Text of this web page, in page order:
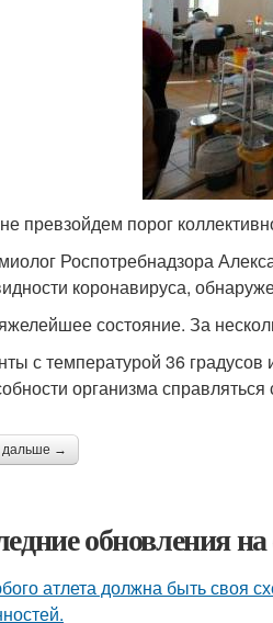
превзойдем порог
Роспотребнадзора
коронавируса,
состояние. За
с температурой 36
организма
дальше →
обновления на
атлета должна быть своя